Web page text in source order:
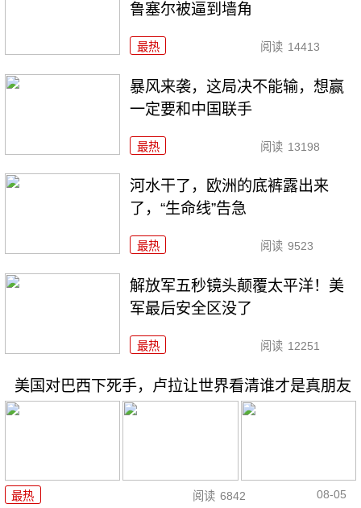
鲁塞尔被逼到墙角
最热 阅读 14413
暴风来袭，这局决不能输，想赢
一定要和中国联手
最热 阅读 13198
河水干了，欧洲的底裤露出来
了，“生命线”告急
最热 阅读 9523
解放军五秒镜头颠覆太平洋！美
军最后安全区没了
最热 阅读 12251
美国对巴西下死手，卢拉让世界看清谁才是真朋友
最热 阅读 6842 08-05